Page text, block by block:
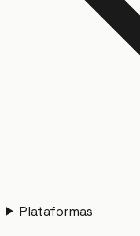
Plataformas